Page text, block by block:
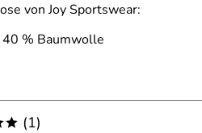
von Joy Sportswear:
% Baumwolle
(1)